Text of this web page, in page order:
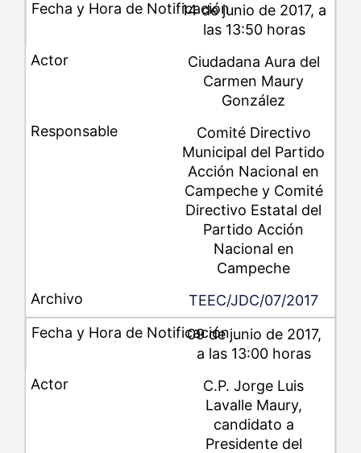
14 de junio de 2017, a
las 13:50 horas
Ciudadana Aura del
Carmen Maury
González
Comité Directivo
Municipal del Partido
Acción Nacional en
Campeche y Comité
Directivo Estatal del
Partido Acción
Nacional en
Campeche
TEEC/JDC/07/2017
09 de junio de 2017,
a las 13:00 horas
C.P. Jorge Luis
Lavalle Maury,
candidato a
Presidente del